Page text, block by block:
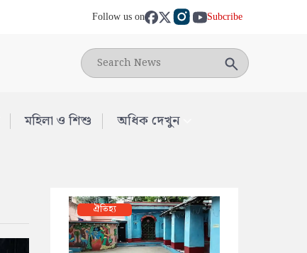
Follow us on Subcribe
মহিলা ও শিশু অধিক দেখুন
ঐতিহ্য